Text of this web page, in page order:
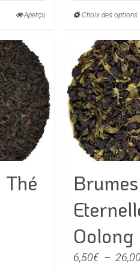
Aperçu Choix des options
Brumes
6,50€ – 26,00